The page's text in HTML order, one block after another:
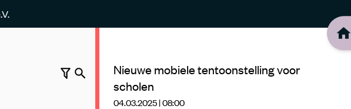
Nieuwe mobiele tentoonstelling voor
scholen
04.03.2025 | 08:00